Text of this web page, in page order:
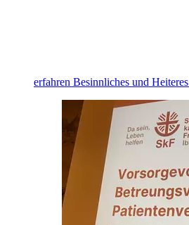
erfahren Besinnliches und